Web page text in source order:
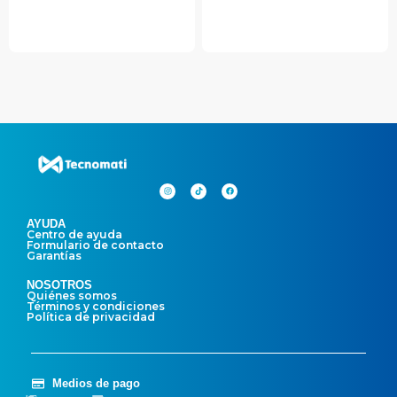
AYUDA
Centro de ayuda
Formulario de contacto
Garantías
NOSOTROS
Quiénes somos
Términos y condiciones
Política de privacidad
Medios de pago